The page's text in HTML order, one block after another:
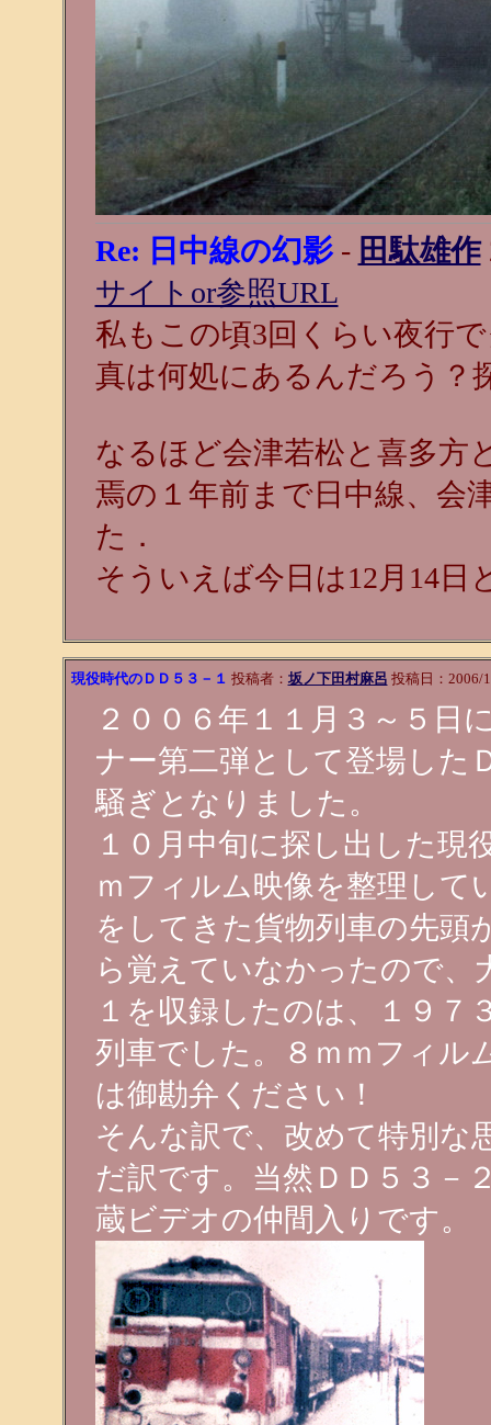
Re: 日中線の幻影- 田駄雄作
サイトor参照URL
私もこの頃3回くらい夜行
真は何処にあるんだろう？
なるほど会津若松と喜多方
焉の１年前まで日中線、会
た．
そういえば今日は12月14日
現役時代のＤＤ５３－１ 投稿者： 坂ノ下田村麻呂 投稿日：2006/
２００６年１１月３～５日
ナー第二弾として登場した
騒ぎとなりました。
１０月中旬に探し出した現
ｍフィルム映像を整理して
をしてきた貨物列車の先頭
ら覚えていなかったので、
１を収録したのは、１９７
列車でした。８ｍｍフィル
は御勘弁ください！
そんな訳で、改めて特別な
だ訳です。当然ＤＤ５３－
蔵ビデオの仲間入りです。